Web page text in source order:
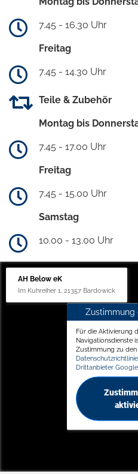
7.45 - 16.30 Uhr
Freitag
7.45 - 14.30 Uhr
Teile & Zubehör
Montag bis
7.45 - 17.00 Uhr
Freitag
7.45 - 15.00 Uhr
Samstag
10.00 - 13.00 Uhr
AH Below eK
Im Kuhreiher 1, 21357 Bardowick
Zustimmung
Für die Aktivierung
Navigationsdienste
Zustimmung zu den
Drittanbieter